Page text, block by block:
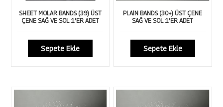
SHEET MOLAR BANDS (39) ÜST
ÇENE SAĞ VE SOL 1'ER ADET
Sepete Ekle
PLAİN BANDS (30+) ÜST ÇENE
SAĞ VE SOL 1'ER ADET
Sepete Ekle